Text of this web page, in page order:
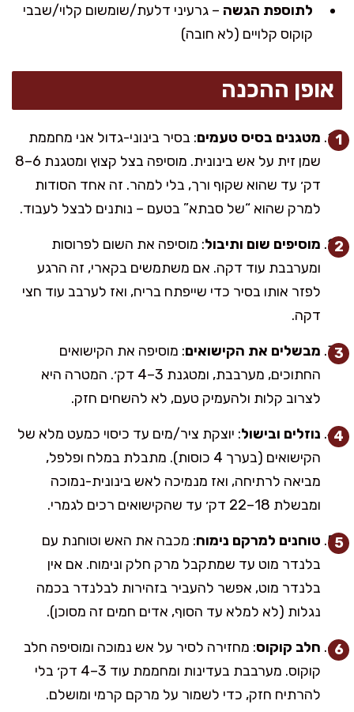
לתוספת הגשה – גרעיני דלעת/שומשום קלוי/שבבי
קוקוס קלויים (לא חובה)
אופן ההכנה
מטגנים בסיס טעמים: בסיר בינוני-גדול אני מחממת
שמן זית על אש בינונית. מוסיפה בצל קצוץ ומטגנת 6–8
דק׳ עד שהוא שקוף ורך, בלי למהר. זה אחד הסודות
למרק שהוא “של סבתא” בטעם – נותנים לבצל לעבוד.
מוסיפים שום ותיבול: מוסיפה את השום לפרוסות
ומערבבת עוד דקה. אם משתמשים בקארי, זה הרגע
לפזר אותו בסיר כדי שייפתח בריח, ואז לערבב עוד חצי
דקה.
מבשלים את הקישואים: מוסיפה את הקישואים
החתוכים, מערבבת, ומטגנת 3–4 דק׳. המטרה היא
לצרוב קלות ולהעמיק טעם, לא להשחים חזק.
נוזלים ובישול: יוצקת ציר/מים עד כיסוי כמעט מלא של
הקישואים (בערך 4 כוסות). מתבלת במלח ופלפל,
מביאה לרתיחה, ואז מנמיכה לאש בינונית-נמוכה
ומבשלת 18–22 דק׳ עד שהקישואים רכים לגמרי.
טוחנים למרקם נימוח: מכבה את האש וטוחנת עם
בלנדר מוט עד שמתקבל מרק חלק ונימוח. אם אין
בלנדר מוט, אפשר להעביר בזהירות לבלנדר בכמה
נגלות (לא למלא עד הסוף, אדים חמים זה מסוכן).
חלב קוקוס: מחזירה לסיר על אש נמוכה ומוסיפה חלב
קוקוס. מערבבת בעדינות ומחממת עוד 3–4 דק׳ בלי
להרתיח חזק, כדי לשמור על מרקם קרמי ומושלם.